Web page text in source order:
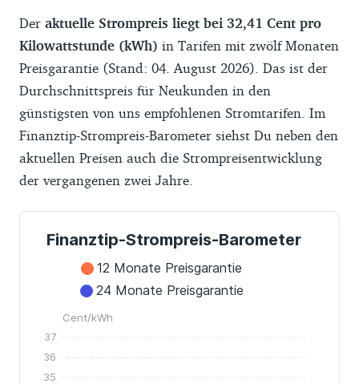
Der aktuelle Strompreis liegt bei 32,41 Cent pro
Kilowattstunde (kWh) in Tarifen mit zwölf Monaten
Preisgarantie (Stand: 04. August 2026). Das ist der
Durchschnittspreis für Neukunden in den
günstigsten von uns empfohlenen Stromtarifen. Im
Finanztip-Strompreis-Barometer siehst Du neben den
aktuellen Preisen auch die Strompreisentwicklung
der vergangenen zwei Jahre.